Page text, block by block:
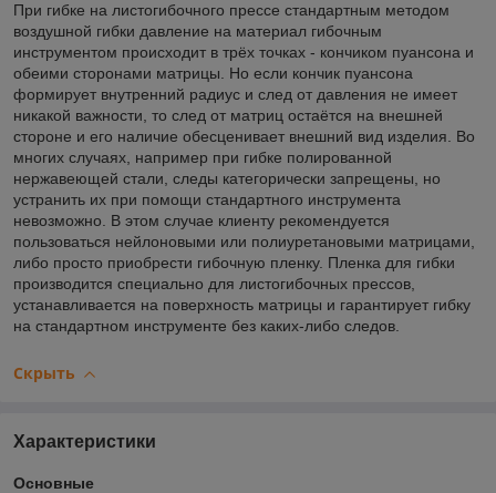
При гибке на листогибочного прессе стандартным методом
воздушной гибки давление на материал гибочным
инструментом происходит в трёх точках - кончиком пуансона и
обеими сторонами матрицы. Но если кончик пуансона
формирует внутренний радиус и след от давления не имеет
никакой важности, то след от матриц остаётся на внешней
стороне и его наличие обесценивает внешний вид изделия. Во
многих случаях, например при гибке полированной
нержавеющей стали, следы категорически запрещены, но
устранить их при помощи стандартного инструмента
невозможно. В этом случае клиенту рекомендуется
пользоваться нейлоновыми или полиуретановыми матрицами,
либо просто приобрести гибочную пленку. Пленка для гибки
производится специально для листогибочных прессов,
устанавливается на поверхность матрицы и гарантирует гибку
на стандартном инструменте без каких-либо следов.
Скрыть
Характеристики
Основные